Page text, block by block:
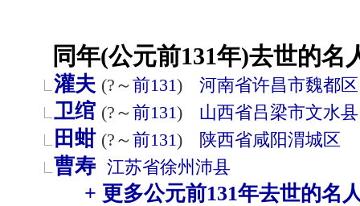
同年(公元前131年)去世的名
灌夫 (?～前131) 河南省许昌市魏都区
卫绾 (?～前131) 山西省吕梁市文水县
田蚶 (?～前131) 陕西省咸阳渭城区
曹寿 江苏省徐州 沛县
+ 更多公元前131年去世的名